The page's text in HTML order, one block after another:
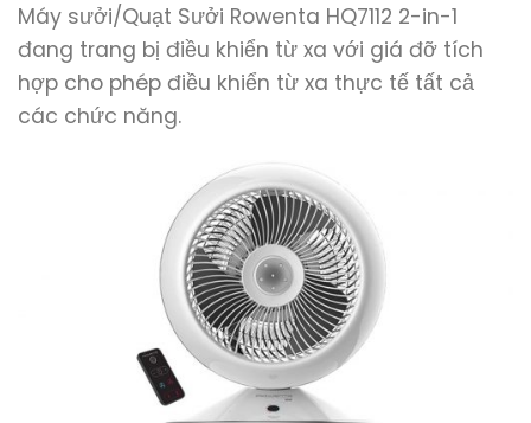
Máy sưởi/Quạt Sưởi Rowenta HQ7112 2-in-1
đang trang bị điều khiển từ xa với giá đỡ tích
hợp cho phép điều khiển từ xa thực tế tất cả
các chức năng.